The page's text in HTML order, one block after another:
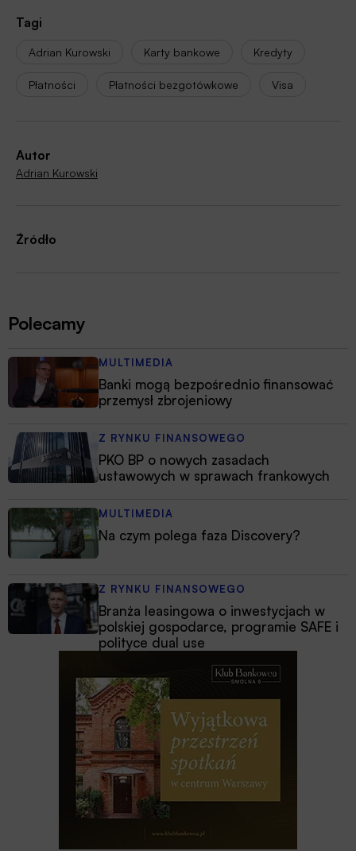
Tagi
Adrian Kurowski Karty bankowe Kredyty
Płatności Płatności bezgotówkowe Visa
Autor
Adrian Kurowski
Źródło
Polecamy
MULTIMEDIA
Banki mogą bezpośrednio finansować
przemysł zbrojeniowy
Z RYNKU FINANSOWEGO
PKO BP o nowych zasadach
ustawowych w sprawach frankowych
MULTIMEDIA
Na czym polega faza Discovery?
Z RYNKU FINANSOWEGO
Branża leasingowa o inwestycjach w
polskiej gospodarce, programie SAFE i
polityce dual use